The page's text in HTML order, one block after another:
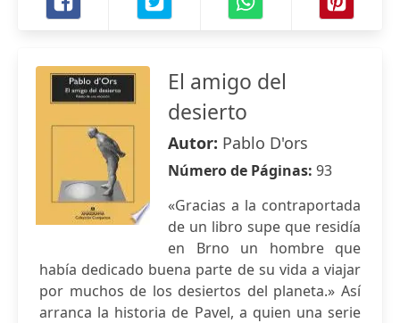
El amigo del
desierto
Autor: Pablo D'ors
Número de Páginas: 93
«Gracias a la contraportada
de un libro supe que residía
en Brno un hombre que
había dedicado buena parte de su vida a viajar
por muchos de los desiertos del planeta.» Así
arranca la historia de Pavel, a quien una serie